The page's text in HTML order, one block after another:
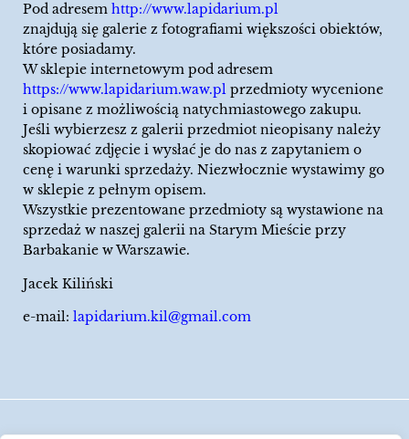
Pod adresem http://www.lapidarium.pl
znajdują się galerie z fotografiami większości obiektów,
które posiadamy.
W sklepie internetowym pod adresem
https://www.lapidarium.waw.pl przedmioty wycenione
i opisane z możliwością natychmiastowego zakupu.
Jeśli wybierzesz z galerii przedmiot nieopisany należy
skopiować zdjęcie i wysłać je do nas z zapytaniem o
cenę i warunki sprzedaży. Niezwłocznie wystawimy go
w sklepie z pełnym opisem.
Wszystkie prezentowane przedmioty są wystawione na
sprzedaż w naszej galerii na Starym Mieście przy
Barbakanie w Warszawie.
Jacek Kiliński
e-mail: lapidarium.kil@gmail.com